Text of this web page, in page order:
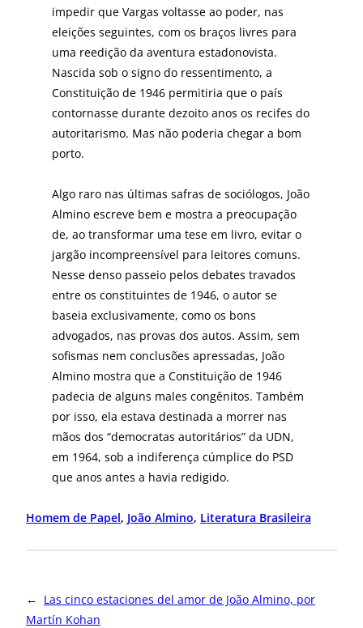
impedir que Vargas voltasse ao poder, nas
eleições seguintes, com os braços livres para
uma reedição da aventura estadonovista.
Nascida sob o signo do ressentimento, a
Constituição de 1946 permitiria que o país
contornasse durante dezoito anos os recifes do
autoritarismo. Mas não poderia chegar a bom
porto.
Algo raro nas últimas safras de sociólogos, João
Almino escreve bem e mostra a preocupação
de, ao transformar uma tese em livro, evitar o
jargão incompreensível para leitores comuns.
Nesse denso passeio pelos debates travados
entre os constituintes de 1946, o autor se
baseia exclusivamente, como os bons
advogados, nas provas dos autos. Assim, sem
sofismas nem conclusões apressadas, João
Almino mostra que a Constituição de 1946
padecia de alguns males congênitos. Também
por isso, ela estava destinada a morrer nas
mãos dos “democratas autoritários” da UDN,
em 1964, sob a indiferença cúmplice do PSD
que anos antes a havia redigido.
Homem de Papel, João Almino, Literatura Brasileira
← Las cinco estaciones del amor de João Almino, por
Martín Kohan